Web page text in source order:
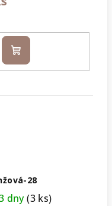
Do
košíku
28
dny(3 ks)